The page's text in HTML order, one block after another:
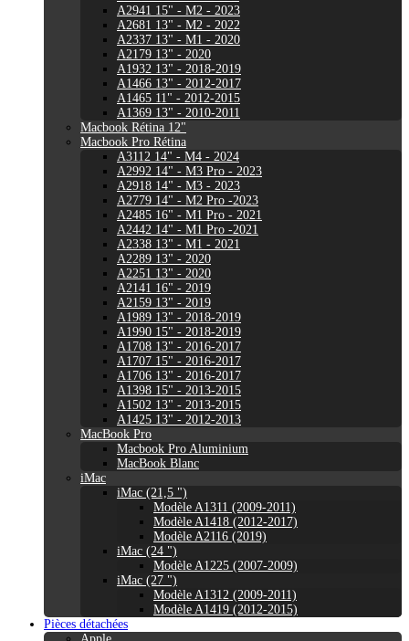
A2941 15" - M2 - 2023
A2681 13" - M2 - 2022
A2337 13" - M1 - 2020
A2179 13" - 2020
A1932 13" - 2018-2019
A1466 13" - 2012-2017
A1465 11" - 2012-2015
A1369 13" - 2010-2011
Macbook Rétina 12"
Macbook Pro Rétina
A3112 14" - M4 - 2024
A2992 14" - M3 Pro - 2023
A2918 14" - M3 - 2023
A2779 14" - M2 Pro -2023
A2485 16" - M1 Pro - 2021
A2442 14" - M1 Pro -2021
A2338 13" - M1 - 2021
A2289 13" - 2020
A2251 13" - 2020
A2141 16" - 2019
A2159 13" - 2019
A1989 13" - 2018-2019
A1990 15" - 2018-2019
A1708 13" - 2016-2017
A1707 15" - 2016-2017
A1706 13" - 2016-2017
A1398 15" - 2013-2015
A1502 13" - 2013-2015
A1425 13" - 2012-2013
MacBook Pro
Macbook Pro Aluminium
MacBook Blanc
iMac
iMac (21,5 ")
Modèle A1311 (2009-2011)
Modèle A1418 (2012-2017)
Modèle A2116 (2019)
iMac (24 ")
Modèle A1225 (2007-2009)
iMac (27 ")
Modèle A1312 (2009-2011)
Modèle A1419 (2012-2015)
Pièces détachées